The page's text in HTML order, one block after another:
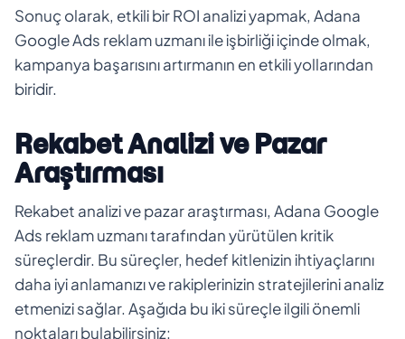
Sonuç olarak, etkili bir ROI analizi yapmak, Adana
Google Ads reklam uzmanı ile işbirliği içinde olmak,
kampanya başarısını artırmanın en etkili yollarından
biridir.
Rekabet Analizi ve Pazar
Araştırması
Rekabet analizi ve pazar araştırması, Adana Google
Ads reklam uzmanı tarafından yürütülen kritik
süreçlerdir. Bu süreçler, hedef kitlenizin ihtiyaçlarını
daha iyi anlamanızı ve rakiplerinizin stratejilerini analiz
etmenizi sağlar. Aşağıda bu iki süreçle ilgili önemli
noktaları bulabilirsiniz: